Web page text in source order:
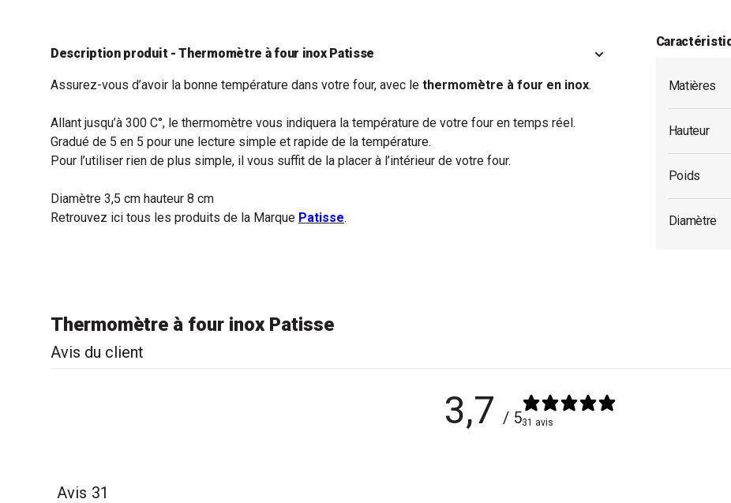
Matières
Hauteur
Poids
Diamètre
Description produit - Thermomètre à four inox Patisse
Assurez-vous d’avoir la bonne température dans votre four, avec le thermomètre à four en inox.
Allant jusqu’à 300 C°, le thermomètre vous indiquera la température de votre four en temps réel.
Gradué de 5 en 5 pour une lecture simple et rapide de la température.
Pour l’utiliser rien de plus simple, il vous suffit de la placer à l’intérieur de votre four.
Diamètre 3,5 cm hauteur 8 cm
Retrouvez ici tous les produits de la Marque Patisse.
Thermomètre à four inox Patisse
Avis du client
3,7 / 531 avis
Avis 31